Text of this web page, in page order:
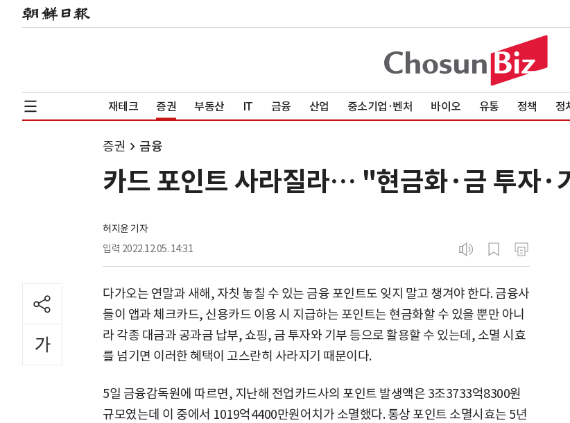
재테크 증권 부동산 IT 금융 산업 중소기업·벤처 바이오 유통 정책 정
증권 금융
카드 포인트 사라질라… "현금화·금 투자·
허지윤 기자
입력 2022.12.05. 14:31
다가오는 연말과 새해, 자칫 놓칠 수 있는 금융 포인트도 잊지 말고 챙겨야 한다. 금융사
들이 앱과 체크카드, 신용카드 이용 시 지급하는 포인트는 현금화할 수 있을 뿐만 아니
라 각종 대금과 공과금 납부, 쇼핑, 금 투자와 기부 등으로 활용할 수 있는데, 소멸 시효
를 넘기면 이러한 혜택이 고스란히 사라지기 때문이다.
5일 금융감독원에 따르면, 지난해 전업카드사의 포인트 발생액은 3조3733억8300원
규모였는데 이 중에서 1019억4400만원어치가 소멸했다. 통상 포인트 소멸시효는 5년